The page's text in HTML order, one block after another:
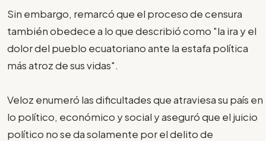
Sin embargo, remarcó que el proceso de censura
también obedece a lo que describió como "la ira y el
dolor del pueblo ecuatoriano ante la estafa política
más atroz de sus vidas".
Veloz enumeró las dificultades que atraviesa su país en
lo político, económico y social y aseguró que el juicio
político no se da solamente por el delito de